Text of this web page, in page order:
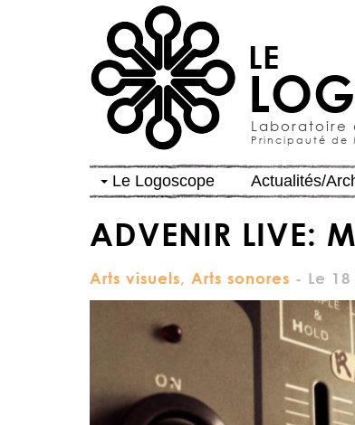
LE
Laboratoire
Principauté de
Le Logoscope Actualités/
ADVENIR LIVE:
Arts visuels, Arts sonores - Le